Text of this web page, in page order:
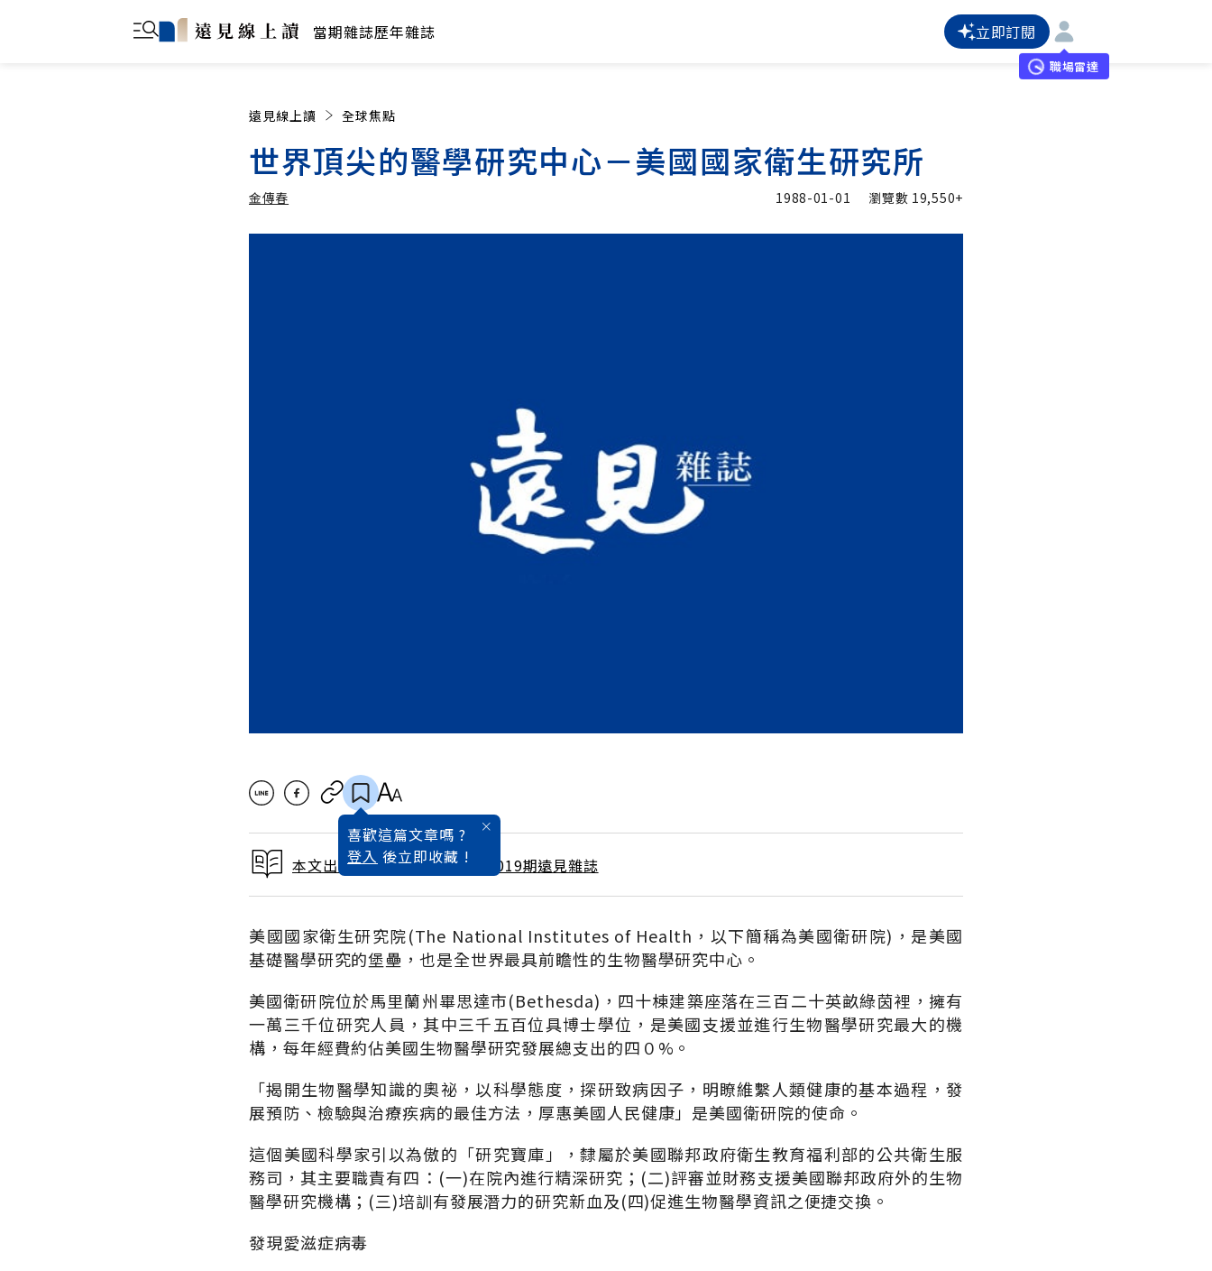
當期雜誌歷年雜誌 立即訂閱
職場雷達
遠見線上讀 全球焦點
世界頂尖的醫學研究中心－美國國家衛生研究所
金傳春 1988-01-01 瀏覽數 19,550+
喜歡這篇文章嗎 ?
登入 後立即收藏 !
本文出自 1988 / 1月號雜誌 第019期遠見雜誌
美國國家衛生研究院(The National Institutes of Health，以下簡稱為美國衛研院)，是美國
基礎醫學研究的堡壘，也是全世界最具前瞻性的生物醫學研究中心。
美國衛研院位於馬里蘭州畢思達市(Bethesda)，四十棟建築座落在三百二十英畝綠茵裡，擁有
一萬三千位研究人員，其中三千五百位具博士學位，是美國支援並進行生物醫學研究最大的機
構，每年經費約佔美國生物醫學研究發展總支出的四０%。
「揭開生物醫學知識的奧祕，以科學態度，探研致病因子，明瞭維繫人類健康的基本過程，發
展預防、檢驗與治療疾病的最佳方法，厚惠美國人民健康」是美國衛研院的使命。
這個美國科學家引以為傲的「研究寶庫」，隸屬於美國聯邦政府衛生教育福利部的公共衛生服
務司，其主要職責有四：(一)在院內進行精深研究；(二)評審並財務支援美國聯邦政府外的生物
醫學研究機構；(三)培訓有發展潛力的研究新血及(四)促進生物醫學資訊之便捷交換。
發現愛滋症病毒